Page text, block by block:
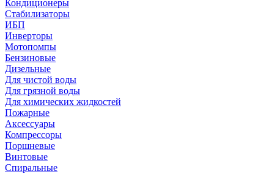
Кондиционеры
Стабилизаторы
ИБП
Инверторы
Мотопомпы
Бензиновые
Дизельные
Для чистой воды
Для грязной воды
Для химических жидкостей
Пожарные
Аксессуары
Компрессоры
Поршневые
Винтовые
Спиральные